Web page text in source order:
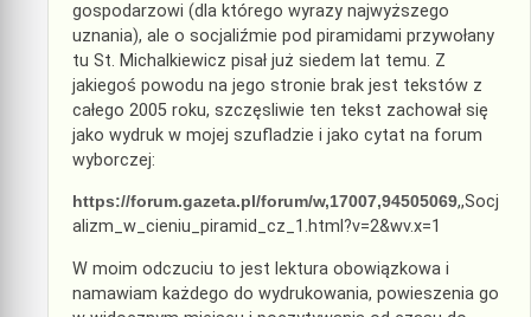
gospodarzowi (dla którego wyrazy najwyższego
uznania), ale o socjaliźmie pod piramidami przywołany
tu St. Michalkiewicz pisał już siedem lat temu. Z
jakiegoś powodu na jego stronie brak jest tekstów z
całego 2005 roku, szczęsliwie ten tekst zachował się
jako wydruk w mojej szufladzie i jako cytat na forum
wyborczej:
https://forum.gazeta.pl/forum/w,17007,94505069,,Socj
alizm_w_cieniu_piramid_cz_1.html?v=2&wv.x=1
W moim odczuciu to jest lektura obowiązkowa i
namawiam każdego do wydrukowania, powieszenia go